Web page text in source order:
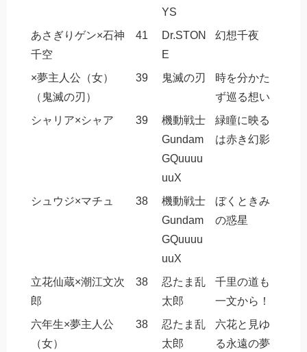
YS
あさぎりゲン×石神
千空
41
Dr.STON
E
幻想千夜
×夢主人公（女）
（鬼滅の刃）
39 鬼滅の刃
時を分かた
ず巡る想い
シャリア×シャア
39
機動戦士
Gundam
GQuuuu
uuX
緑瞳に映る
は赤き幻影
シュウジ×マチュ 38
機動戦士
Gundam
GQuuuu
uuX
ぼくときみ
の惑星
立花仙蔵×潮江文次
郎
38
忍たま乱
太郎
千里の道も
一文から！
六年生×夢主人公
（女）
38
忍たま乱
太郎
六花と見ゆ
る永遠の夢